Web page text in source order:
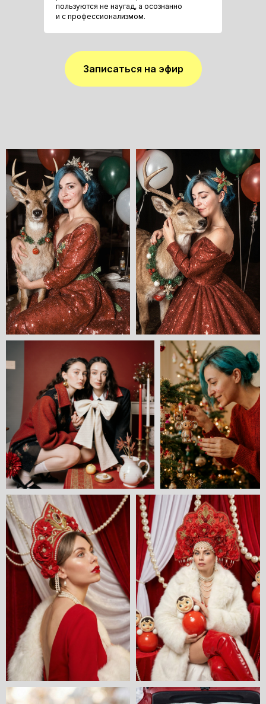
пользуются не наугад, а осознанно
и с профессионализмом.
Записаться на эфир